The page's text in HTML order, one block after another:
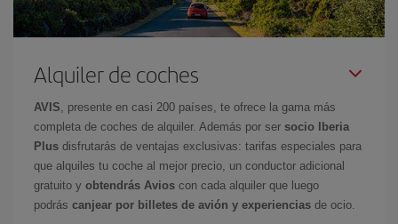
Alquiler de coches
AVIS , presente en casi 200 países, te ofrece la gama más
completa de coches de alquiler. Además por ser socio Iberia
Plus disfrutarás de ventajas exclusivas: tarifas especiales para
que alquiles tu coche al mejor precio, un conductor adicional
gratuito y obtendrás Avios con cada alquiler que luego
podrás canjear por billetes de avión y experiencias de ocio.